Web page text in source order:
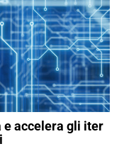
e accelera gli iter